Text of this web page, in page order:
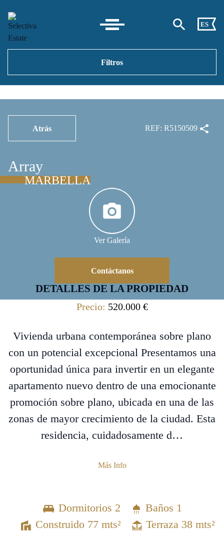
ES
Filtros
Atrás REF: R5150509
Array
MARBELLA
Ver Galería
Contáctanos
DETALLES DE LA PROPIEDAD
Precio: 520.000 €
Vivienda urbana contemporánea sobre plano
con un potencial excepcional Presentamos una
oportunidad única para invertir en un elegante
apartamento nuevo dentro de una emocionante
promoción sobre plano, ubicada en una de las
zonas de mayor crecimiento de la ciudad. Esta
residencia, cuidadosamente d…
Más Info
Dormitorios 2
Baños 1
Construido 77 mts²
Terraza 38 mts²